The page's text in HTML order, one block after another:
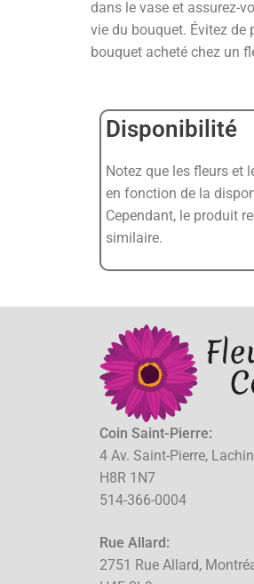
dans le vase et assurez-
vie du bouquet. Évitez de
bouquet acheté chez un
Disponibilité
Notez que les fleurs et
en fonction de la
Cependant, le produit
similaire.
Coin Saint-Pierre:
4 Av. Saint-Pierre,
H8R 1N7
514-366-0004
Rue Allard:
2751 Rue Allard,